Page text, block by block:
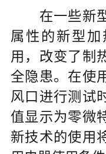
在一些新型
属性的新型
用，改变了制
全隐患。在使
风口进行测试
值显示为零微
新技术的使用